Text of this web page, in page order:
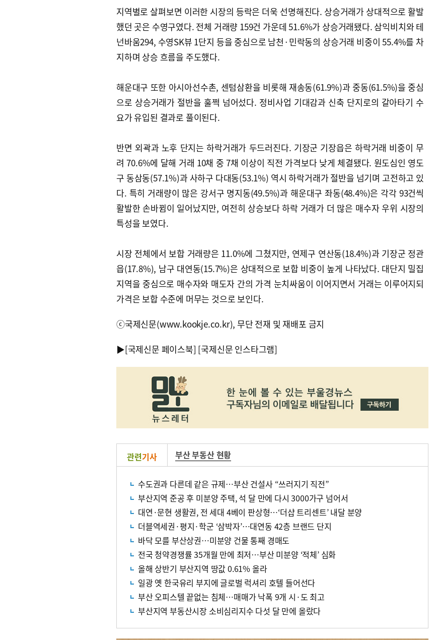
지역별로 살펴보면 이러한 시장의 등락은 더욱 선명해진다. 상승거래가 상대적으로 활발
했던 곳은 수영구였다. 전체 거래량 159건 가운데 51.6%가 상승거래됐다. 삼익비치와 테
넌바움294, 수영SK뷰 1단지 등을 중심으로 남천·민락동의 상승거래 비중이 55.4%를 차
지하며 상승 흐름을 주도했다.
해운대구 또한 아시아선수촌, 센텀삼환을 비롯해 재송동(61.9%)과 중동(61.5%)을 중심
으로 상승거래가 절반을 훌쩍 넘어섰다. 정비사업 기대감과 신축 단지로의 갈아타기 수
요가 유입된 결과로 풀이된다.
반면 외곽과 노후 단지는 하락거래가 두드러진다. 기장군 기장읍은 하락거래 비중이 무
려 70.6%에 달해 거래 10채 중 7채 이상이 직전 가격보다 낮게 체결됐다. 원도심인 영도
구 동삼동(57.1%)과 사하구 다대동(53.1%) 역시 하락거래가 절반을 넘기며 고전하고 있
다. 특히 거래량이 많은 강서구 명지동(49.5%)과 해운대구 좌동(48.4%)은 각각 93건씩
활발한 손바뀜이 일어났지만, 여전히 상승보다 하락 거래가 더 많은 매수자 우위 시장의
특성을 보였다.
시장 전체에서 보합 거래량은 11.0%에 그쳤지만, 연제구 연산동(18.4%)과 기장군 정관
읍(17.8%), 남구 대연동(15.7%)은 상대적으로 보합 비중이 높게 나타났다. 대단지 밀집
지역을 중심으로 매수자와 매도자 간의 가격 눈치싸움이 이어지면서 거래는 이루어지되
가격은 보합 수준에 머무는 것으로 보인다.
ⓒ국제신문(www.kookje.co.kr), 무단 전재 및 재배포 금지
▶[국제신문 페이스북] [국제신문 인스타그램]
관련기사 부산 부동산 현황
수도권과 다른데 같은 규제…부산 건설사 “쓰러지기 직전”
부산지역 준공 후 미분양 주택, 석 달 만에 다시 3000가구 넘어서
대연·문현 생활권, 전 세대 4베이 판상형…‘더샵 트리센트’ 내달 분양
더블역세권·평지·학군 ‘삼박자’…대연동 42층 브랜드 단지
바닥 모를 부산상권…미분양 건물 통째 경매도
전국 청약경쟁률 35개월 만에 최저…부산 미분양 ‘적체’ 심화
올해 상반기 부산지역 땅값 0.61% 올라
일광 옛 한국유리 부지에 글로벌 럭셔리 호텔 들어선다
부산 오피스텔 끝없는 침체…매매가 낙폭 9개 시·도 최고
부산지역 부동산시장 소비심리지수 다섯 달 만에 올랐다